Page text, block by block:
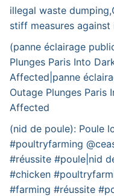
illegal waste
stiff measures
(panne éclairage
Plunges Paris Into
Affected|panne
Outage Plunges Paris
Affected
(nid de poule): Poule
#poultryfarming
#réussite #poule|nid
#chicken
#farming #réussite